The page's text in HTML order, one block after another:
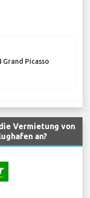
Grand Picasso
Vermietung von
an?